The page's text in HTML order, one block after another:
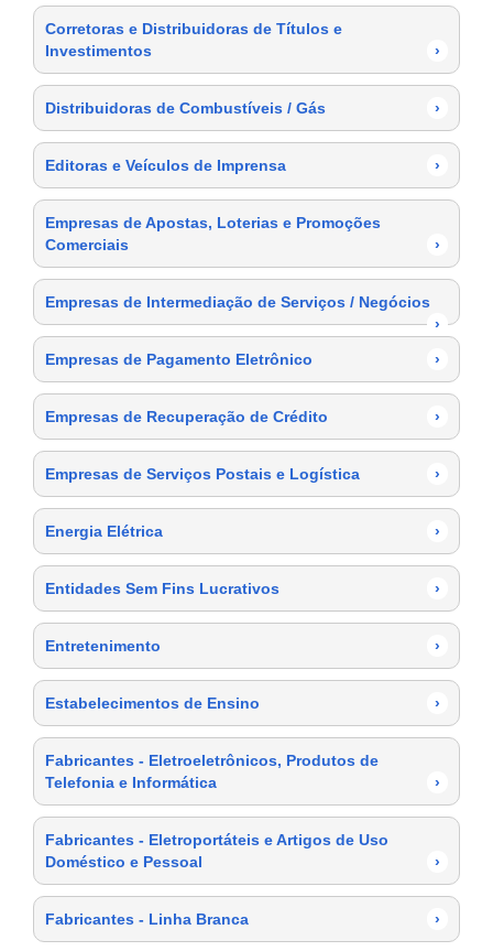
Corretoras e Distribuidoras de Títulos e
Investimentos
›
Distribuidoras de Combustíveis / Gás ›
Editoras e Veículos de Imprensa ›
Empresas de Apostas, Loterias e Promoções
Comerciais
›
Empresas de Intermediação de Serviços / Negócios
›
Empresas de Pagamento Eletrônico
›
Empresas de Recuperação de Crédito ›
Empresas de Serviços Postais e Logística ›
Energia Elétrica ›
Entidades Sem Fins Lucrativos ›
Entretenimento ›
Estabelecimentos de Ensino ›
Fabricantes - Eletroeletrônicos, Produtos de
Telefonia e Informática
›
Fabricantes - Eletroportáteis e Artigos de Uso
Doméstico e Pessoal
›
Fabricantes - Linha Branca ›